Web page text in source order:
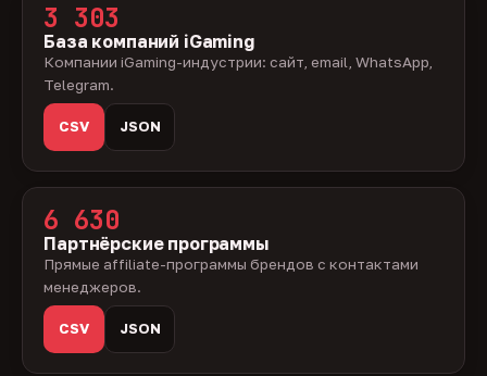
3 303
База компаний iGaming
Компании iGaming-индустрии: сайт, email, WhatsApp,
Telegram.
CSV JSON
6 630
Партнёрские программы
Прямые affiliate-программы брендов с контактами
менеджеров.
CSV JSON